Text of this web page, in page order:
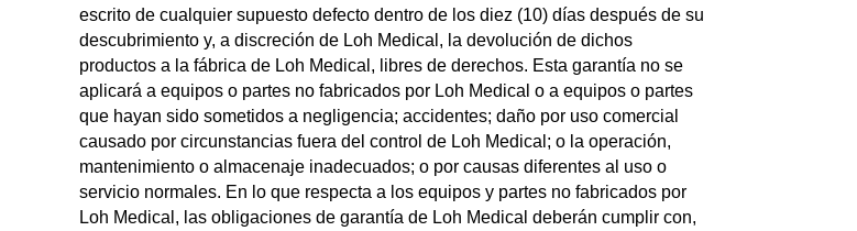
escrito de cualquier supuesto defecto dentro de los diez (10) días después de su
descubrimiento y, a discreción de Loh Medical, la devolución de dichos
productos a la fábrica de Loh Medical, libres de derechos. Esta garantía no se
aplicará a equipos o partes no fabricados por Loh Medical o a equipos o partes
que hayan sido sometidos a negligencia; accidentes; daño por uso comercial
causado por circunstancias fuera del control de Loh Medical; o la operación,
mantenimiento o almacenaje inadecuados; o por causas diferentes al uso o
servicio normales. En lo que respecta a los equipos y partes no fabricados por
Loh Medical, las obligaciones de garantía de Loh Medical deberán cumplir con,